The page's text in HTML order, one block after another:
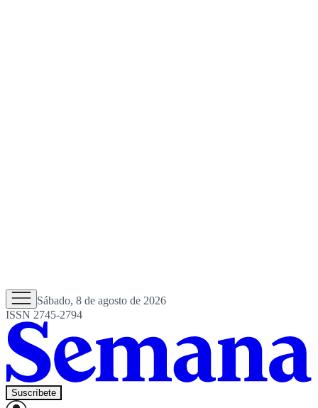
Sábado, 8 de agosto de 2026
ISSN 2745-2794
Suscríbete